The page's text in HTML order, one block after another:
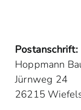
Postanschrift:
Hoppmann
Jürnweg 24
26215